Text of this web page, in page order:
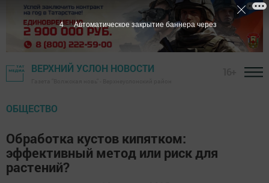
ВЕРХНИЙ УСЛОН НОВОСТИ
ОБЩЕСТВО
Обработка кустов кипятком:
эффективный метод или риск для
растений?
3 Автоматическое закрытие баннера через